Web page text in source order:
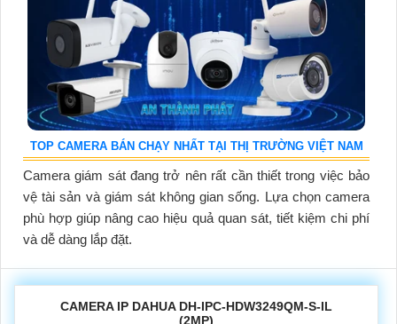
TOP CAMERA BÁN CHẠY NHẤT TẠI THỊ TRƯỜNG VIỆT NAM
Camera giám sát đang trở nên rất cần thiết trong việc bảo
vệ tài sản và giám sát không gian sống. Lựa chọn camera
phù hợp giúp nâng cao hiệu quả quan sát, tiết kiệm chi phí
và dễ dàng lắp đặt.
CAMERA IP DAHUA DH-IPC-HDW3249QM-S-IL
(2MP)